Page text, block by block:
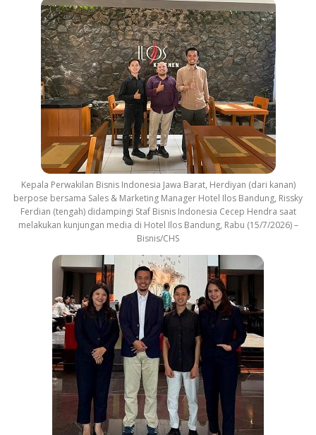
Kepala Perwakilan Bisnis Indonesia Jawa Barat, Herdiyan (dari kanan)
berpose bersama Sales & Marketing Manager Hotel Ilos Bandung, Rissky
Ferdian (tengah) didampingi Staf Bisnis Indonesia Cecep Hendra saat
melakukan kunjungan media di Hotel Ilos Bandung, Rabu (15/7/2026) –
Bisnis/CHS